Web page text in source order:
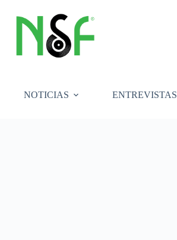
contenido
NOTICIAS ENTREVISTAS